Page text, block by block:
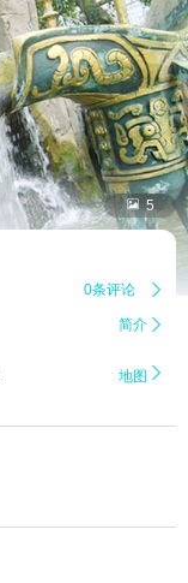
 5
0条评论 
简介 
地图 